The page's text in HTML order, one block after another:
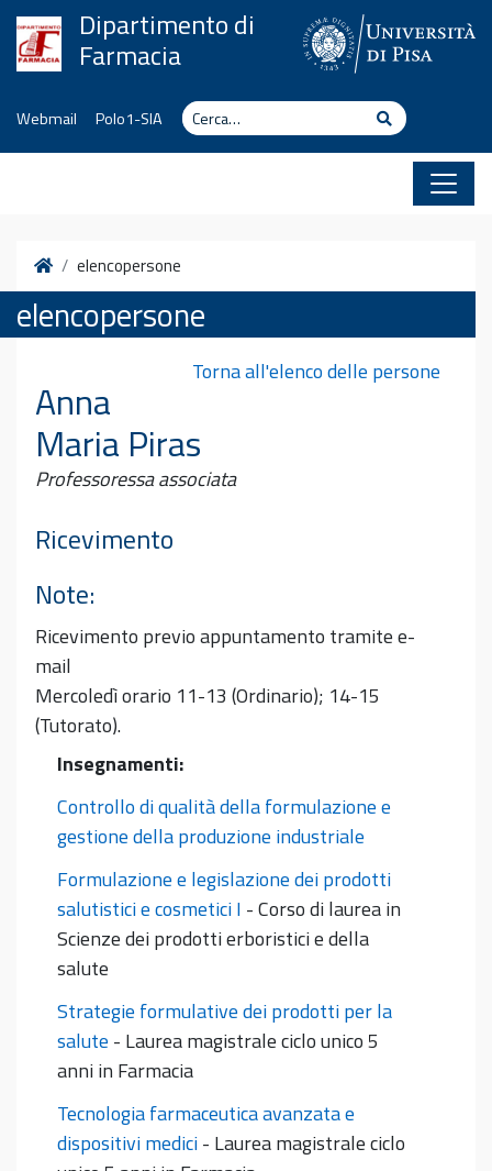
Vai al contenutoDipartimento di
Farmacia
Webmail Polo1-SIA Cerca Cerca
Homeelencopersone
elencopersone
Torna all'elenco delle persone
Anna
Maria Piras
Professoressa associata
Ricevimento
Note:
Ricevimento previo appuntamento tramite e-
mail
Mercoledì orario 11-13 (Ordinario); 14-15
(Tutorato).
Insegnamenti:
Controllo di qualità della formulazione e
gestione della produzione industriale
Formulazione e legislazione dei prodotti
salutistici e cosmetici I - Corso di laurea in
Scienze dei prodotti erboristici e della
salute
Strategie formulative dei prodotti per la
salute - Laurea magistrale ciclo unico 5
anni in Farmacia
Tecnologia farmaceutica avanzata e
dispositivi medici- Laurea magistrale ciclo